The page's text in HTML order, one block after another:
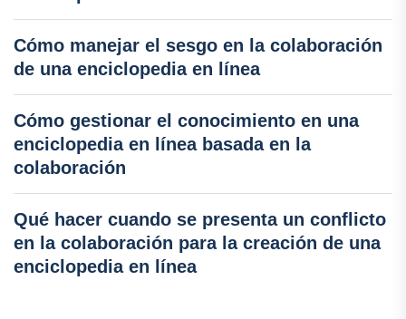
Cómo manejar el sesgo en la colaboración
de una enciclopedia en línea
Cómo gestionar el conocimiento en una
enciclopedia en línea basada en la
colaboración
Qué hacer cuando se presenta un conflicto
en la colaboración para la creación de una
enciclopedia en línea